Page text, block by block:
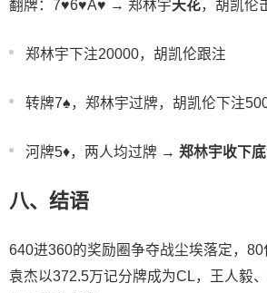
翻牌：7♥️6♥️A♥️ → 郑林宇天花，胡凯伦
郑林宇下注20000，胡凯伦跟注
转牌7♠️，郑林宇过牌，胡凯伦下注
河牌5♦️，两人均过牌 → 郑林宇收下
八、结语
640进360的奖励圈争夺战尘埃落定，80
袁杰以372.5万记分牌成为CL，王人毅